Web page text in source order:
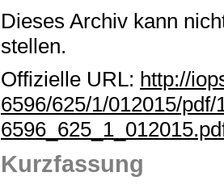
Dieses Archiv kann
stellen.
Offizielle URL: http://
6596/625/1/012015/pdf/
Kurzfassung